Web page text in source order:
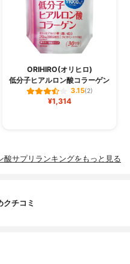
ORIHIRO(オリヒロ)
低分子ヒアルロン酸コラーゲン
3.15(2)
¥1,314
酸サプリランキングをもっと見る
クチコミ